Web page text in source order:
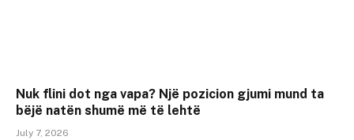
Nuk flini dot nga vapa? Një pozicion gjumi mund ta
bëjë natën shumë më të lehtë
July 7, 2026